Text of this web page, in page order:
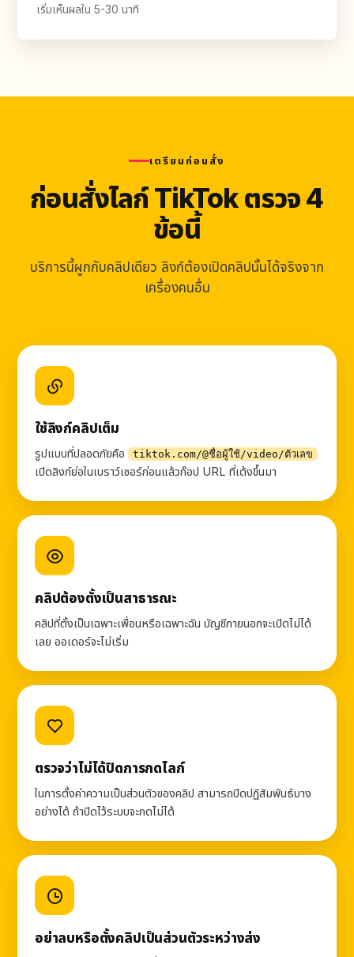
เริ่มเห็นผลใน 5-30 นาที
เตรียมก่อนสั่ง
ก่อนสั่งไลก์ TikTok ตรวจ 4
ข้อนี้
บริการนี้ผูกกับคลิปเดียว ลิงก์ต้องเปิดคลิปนั้นได้จริงจาก
เครื่องคนอื่น
ใช้ลิงก์คลิปเต็ม
รูปแบบที่ปลอดภัยคือ tiktok.com/@ชื่อผู้ใช้/video/ตัวเลข
เปิดลิงก์ย่อในเบราว์เซอร์ก่อนแล้วก๊อป URL ที่เด้งขึ้นมา
คลิปต้องตั้งเป็นสาธารณะ
คลิปที่ตั้งเป็นเฉพาะเพื่อนหรือเฉพาะฉัน บัญชีภายนอกจะเปิดไม่ได้
เลย ออเดอร์จะไม่เริ่ม
ตรวจว่าไม่ได้ปิดการกดไลก์
ในการตั้งค่าความเป็นส่วนตัวของคลิป สามารถปิดปฏิสัมพันธ์บาง
อย่างได้ ถ้าปิดไว้ระบบจะกดไม่ได้
อย่าลบหรือตั้งคลิปเป็นส่วนตัวระหว่างส่ง